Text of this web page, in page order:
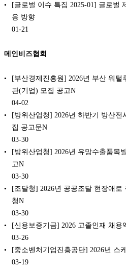
[글로벌 이슈 특집 2025-01] 글로벌
응 방향
01-21
메인비즈협회
[부산경제진흥원] 2026년 부산 워
관(기업) 모집 공고N
04-02
[방위산업청] 2026년 하반기 방산
집 공고문N
03-30
[방위산업청] 2026년 유망수출품목
고N
03-30
[조달청] 2026년 공공조달 현장애로
청N
03-30
[신용보증기금] 2026 고졸인재 채용
03-26
[중소벤처기업진흥공단] 2026년 스
03-19